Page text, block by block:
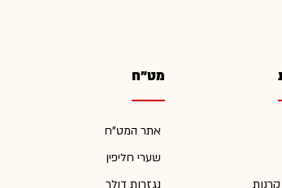
מט"ח
אתר המט"ח
שערי חליפין
נגזרות דולר